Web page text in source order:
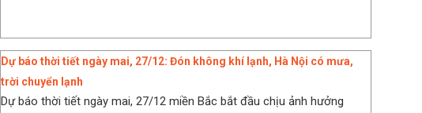
Dự báo thời tiết ngày mai, 27/12: Đón không khí lạnh, Hà Nội có mưa,
trời chuyển lạnh
Dự báo thời tiết ngày mai, 27/12 miền Bắc bắt đầu chịu ảnh hưởng